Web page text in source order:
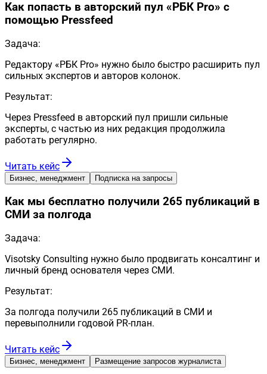
Как попасть в авторский пул «РБК Pro» с
помощью Pressfeed
Задача:
Редактору «РБК Pro» нужно было быстро расширить пул
сильных экспертов и авторов колонок.
Результат:
Через Pressfeed в авторский пул пришли сильные
эксперты, с частью из них редакция продолжила
работать регулярно.
Читать кейс
Бизнес, менеджмент Подписка на запросы
Как мы бесплатно получили 265 публикаций в
СМИ за полгода
Задача:
Visotsky Consulting нужно было продвигать консалтинг и
личный бренд основателя через СМИ.
Результат:
За полгода получили 265 публикаций в СМИ и
перевыполнили годовой PR-план.
Читать кейс
Бизнес, менеджмент Размещение запросов журналиста